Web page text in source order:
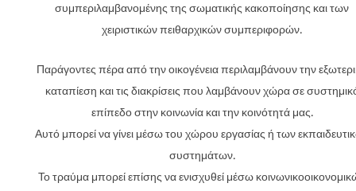
συμπεριλαμβανομένης της σωματικής κακοποίησης και των
χειριστικών πειθαρχικών συμπεριφορών.
Παράγοντες πέρα ​​από την οικογένεια περιλαμβάνουν την
καταπίεση και τις διακρίσεις που λαμβάνουν χώρα σε
επίπεδο στην κοινωνία και την κοινότητά μας.
Αυτό μπορεί να γίνει μέσω του χώρου εργασίας ή των
συστημάτων.
Το τραύμα μπορεί επίσης να ενισχυθεί μέσω